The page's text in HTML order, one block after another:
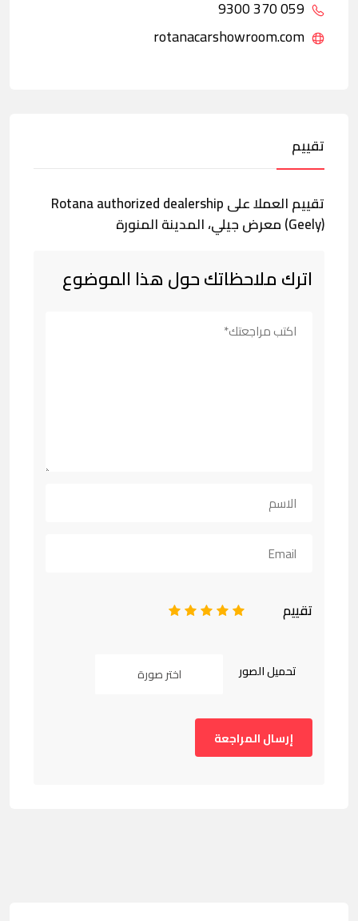
تقييم
تقييم العملا على Rotana authorized dealership
(Geely) معرض جيلي، المدينة المنورة
اترك ملاحظاتك حول هذا الموضوع
تقييم 5
4
3
2
تحميل الصور اختر صورة